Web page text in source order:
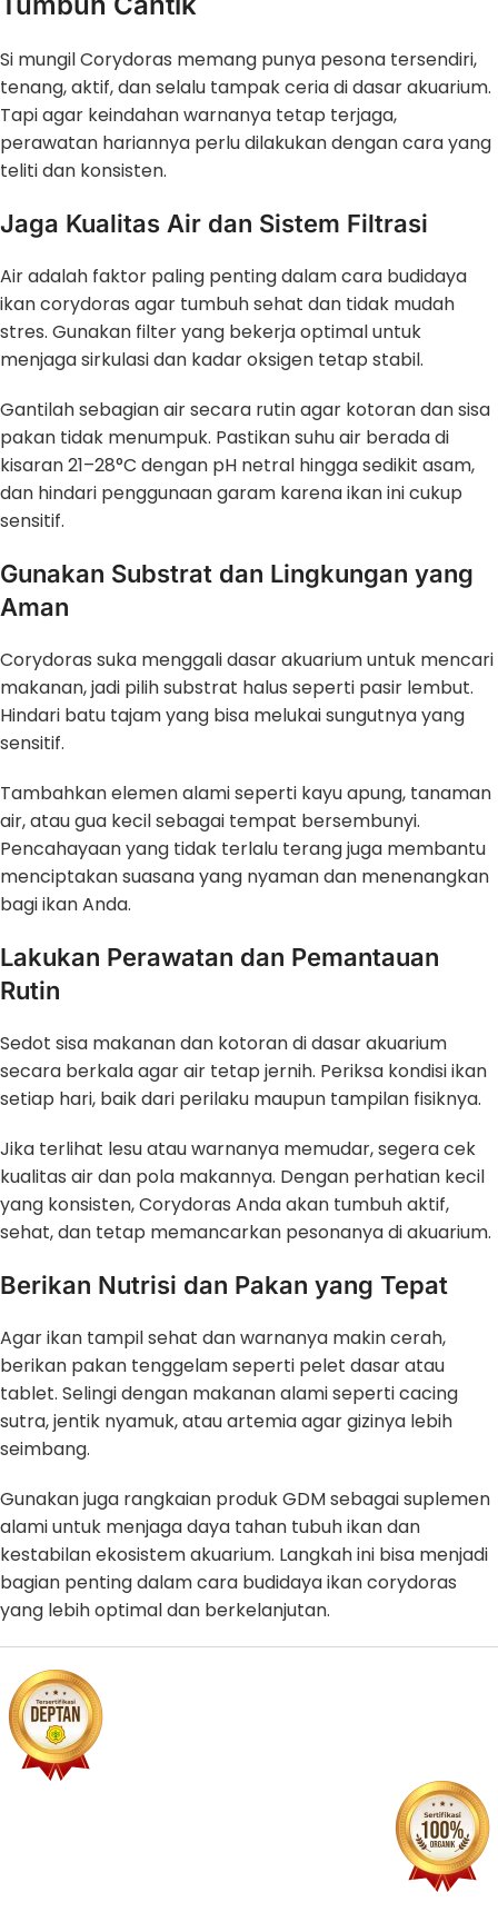
Si mungil Corydoras memang punya pesona tersendiri,
tenang, aktif, dan selalu tampak ceria di dasar akuarium.
Tapi agar keindahan warnanya tetap terjaga,
perawatan hariannya perlu dilakukan dengan cara yang
teliti dan konsisten.
Jaga Kualitas Air dan Sistem Filtrasi
Air adalah faktor paling penting dalam cara budidaya
ikan corydoras agar tumbuh sehat dan tidak mudah
stres. Gunakan filter yang bekerja optimal untuk
menjaga sirkulasi dan kadar oksigen tetap stabil.
Gantilah sebagian air secara rutin agar kotoran dan sisa
pakan tidak menumpuk. Pastikan suhu air berada di
kisaran 21–28°C dengan pH netral hingga sedikit asam,
dan hindari penggunaan garam karena ikan ini cukup
sensitif.
Gunakan Substrat dan Lingkungan yang
Aman
Corydoras suka menggali dasar akuarium untuk mencari
makanan, jadi pilih substrat halus seperti pasir lembut.
Hindari batu tajam yang bisa melukai sungutnya yang
sensitif.
Tambahkan elemen alami seperti kayu apung, tanaman
air, atau gua kecil sebagai tempat bersembunyi.
Pencahayaan yang tidak terlalu terang juga membantu
menciptakan suasana yang nyaman dan menenangkan
bagi ikan Anda.
Lakukan Perawatan dan Pemantauan
Rutin
Sedot sisa makanan dan kotoran di dasar akuarium
secara berkala agar air tetap jernih. Periksa kondisi ikan
setiap hari, baik dari perilaku maupun tampilan fisiknya.
Jika terlihat lesu atau warnanya memudar, segera cek
kualitas air dan pola makannya. Dengan perhatian kecil
yang konsisten, Corydoras Anda akan tumbuh aktif,
sehat, dan tetap memancarkan pesonanya di akuarium.
Berikan Nutrisi dan Pakan yang Tepat
Agar ikan tampil sehat dan warnanya makin cerah,
berikan pakan tenggelam seperti pelet dasar atau
tablet. Selingi dengan makanan alami seperti cacing
sutra, jentik nyamuk, atau artemia agar gizinya lebih
seimbang.
Gunakan juga rangkaian produk GDM sebagai suplemen
alami untuk menjaga daya tahan tubuh ikan dan
kestabilan ekosistem akuarium. Langkah ini bisa menjadi
bagian penting dalam cara budidaya ikan corydoras
yang lebih optimal dan berkelanjutan.